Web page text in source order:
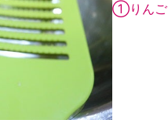
①りんご